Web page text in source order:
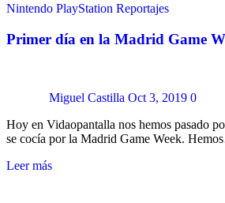
Nintendo PlayStation Reportajes
Primer día en la Madrid Game
Miguel Castilla Oct 3, 2019 0
Hoy en Vidaopantalla nos hemos pasado
se cocía por la Madrid Game Week.
Leer más